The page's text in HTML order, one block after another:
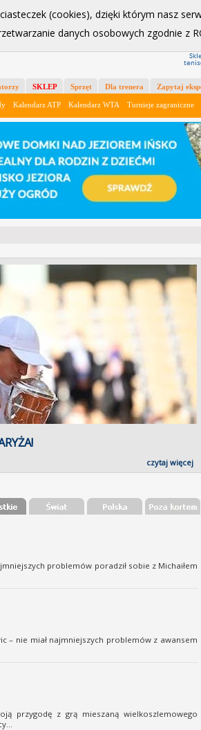
Kalendarz ATP Kalendarz WTA Turnieje zagraniczne
SKLEP Sprzęt Dla trenera Zapytaj
2020
czytaj więcej
problemów poradził sobie z Michaiłem
– nie miał najmniejszych problemów z awansem
przygodę z grą mieszaną wielkoszlemowego
(cookies), dzięki którym nasz
danych osobowych zgodnie z